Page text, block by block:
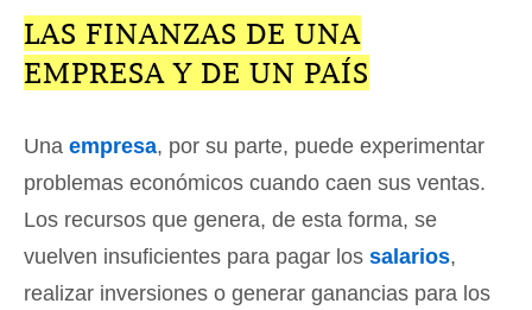
LAS FINANZAS DE UNA
EMPRESA Y DE UN PAÍS
Una empresa, por su parte, puede experimentar
problemas económicos cuando caen sus ventas.
Los recursos que genera, de esta forma, se
vuelven insuficientes para pagar los salarios,
realizar inversiones o generar ganancias para los